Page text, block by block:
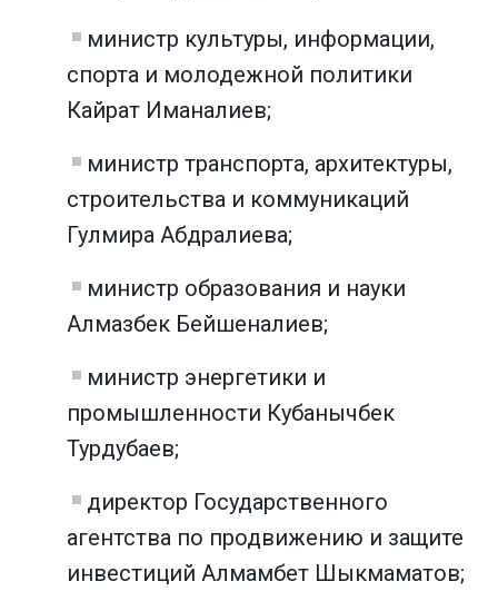
министр культуры, информации,
спорта и молодежной политики
Кайрат Иманалиев;
министр транспорта, архитектуры,
строительства и коммуникаций
Гулмира Абдралиева;
министр образования и науки
Алмазбек Бейшеналиев;
министр энергетики и
промышленности Кубанычбек
Турдубаев;
директор Государственного
агентства по продвижению и защите
инвестиций Алмамбет Шыкмаматов;